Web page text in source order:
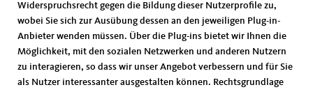
Widerspruchsrecht gegen die Bildung dieser Nutzerprofile zu,
wobei Sie sich zur Ausübung dessen an den jeweiligen Plug-in-
Anbieter wenden müssen. Über die Plug-ins bietet wir Ihnen die
Möglichkeit, mit den sozialen Netzwerken und anderen Nutzern
zu interagieren, so dass wir unser Angebot verbessern und für Sie
als Nutzer interessanter ausgestalten können. Rechtsgrundlage